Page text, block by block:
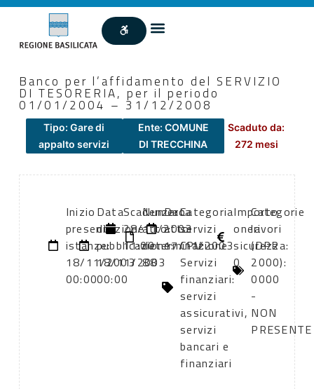
Banco per l’affidamento del SERVIZIO
DI TESORERIA, per il periodo
01/01/2004 – 31/12/2008
Tipo: Gare di
appalto servizi
Ente: COMUNE
DI TRECCHINA
Scaduto da:
272 mesi
Inizio
presentazione
istanze:
18/11/2003
00:00
Data
di
pubblicazione:
18/11/2003
00:00
Scadenza:
28/11/2003
11:00
Numero
atto:
determinazione
88
Data
atto:
17/11/2003
Categoria
servizi
CPV:
Servizi
finanziari:
servizi
assicurativi,
servizi
bancari e
finanziari
Importo
oneri
sicurezza:
0
Categorie
lavori
(DPR
2000):
0000
-
NON
PRESENTE